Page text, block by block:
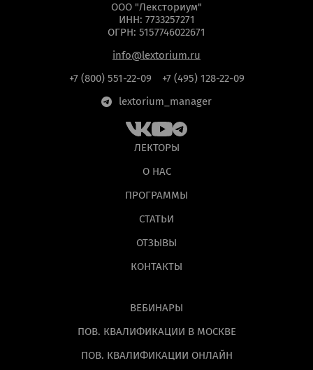
ООО "Лексториум"
ИНН: 7733257271
ОГРН: 5157746022671
info@lextorium.ru
+7 (800) 551-22-09
+7 (495) 128-22-09
lextorium_manager
ЛЕКТОРЫ
О НАС
ПРОГРАММЫ
СТАТЬИ
ОТЗЫВЫ
КОНТАКТЫ
ВЕБИНАРЫ
ПОВ. КВАЛИФИКАЦИИ В МОСКВЕ
ПОВ. КВАЛИФИКАЦИИ ОНЛАЙН